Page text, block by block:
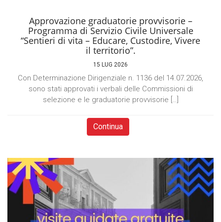
Approvazione graduatorie provvisorie –
Programma di Servizio Civile Universale
“Sentieri di vita – Educare, Custodire, Vivere
il territorio”.
15 LUG 2026
Con Determinazione Dirigenziale n. 1136 del 14.07.2026,
sono stati approvati i verbali delle Commissioni di
selezione e le graduatorie provvisorie […]
Continua